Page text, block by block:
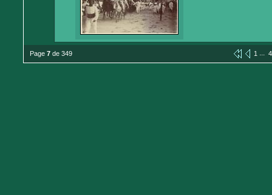
Page 7 de 349 1 ... 4